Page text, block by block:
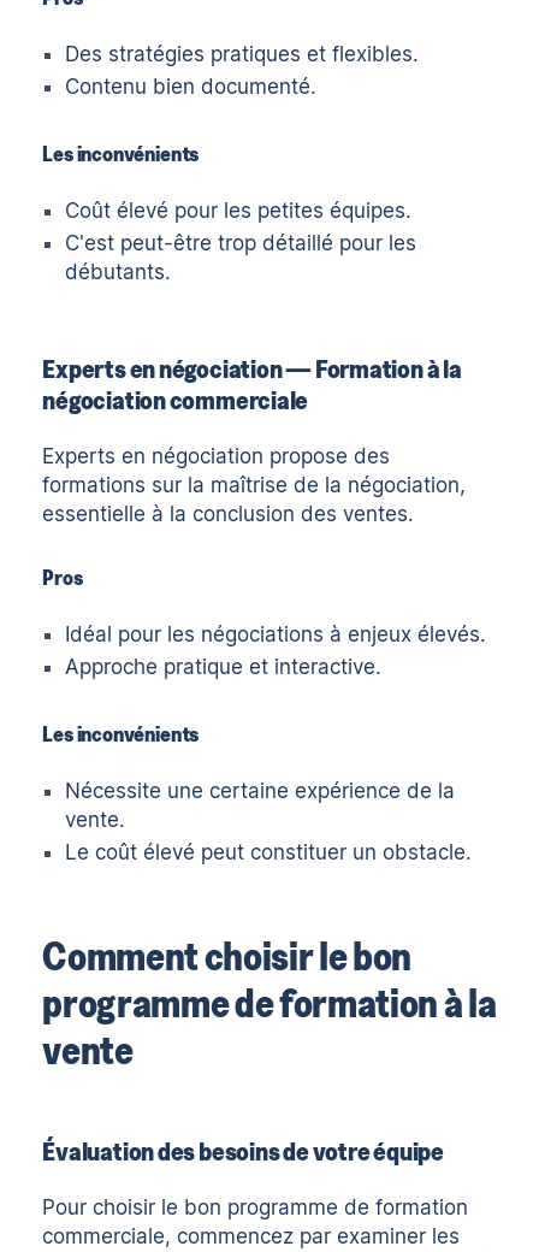
Des stratégies pratiques et flexibles.
Contenu bien documenté.
Les inconvénients
Coût élevé pour les petites équipes.
C'est peut-être trop détaillé pour les
débutants.
Experts en négociation — Formation à la
négociation commerciale
Experts en négociation propose des
formations sur la maîtrise de la négociation,
essentielle à la conclusion des ventes.
Pros
Idéal pour les négociations à enjeux élevés.
Approche pratique et interactive.
Les inconvénients
Nécessite une certaine expérience de la
vente.
Le coût élevé peut constituer un obstacle.
Comment choisir le bon
programme de formation à la
vente
Évaluation des besoins de votre équipe
Pour choisir le bon programme de formation
commerciale, commencez par examiner les